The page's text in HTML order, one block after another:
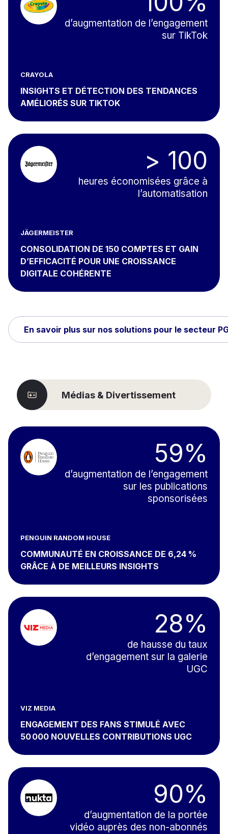
d’augmentation de l’engagement
sur TikTok
CRAYOLA
INSIGHTS ET DÉTECTION DES TENDANCES
AMÉLIORÉS SUR TIKTOK
> 100
heures économisées grâce à
l’automatisation
JÄGERMEISTER
CONSOLIDATION DE 150 COMPTES ET GAIN
D’EFFICACITÉ POUR UNE CROISSANCE
DIGITALE COHÉRENTE
En savoir plus sur nos solutions pour le secteur
Médias & Divertissement
59%
d’augmentation de l’engagement
sur les publications
sponsorisées
PENGUIN RANDOM HOUSE
COMMUNAUTÉ EN CROISSANCE DE 6,24 %
GRÂCE À DE MEILLEURS INSIGHTS
28%
de hausse du taux
d’engagement sur la galerie
UGC
VIZ MEDIA
ENGAGEMENT DES FANS STIMULÉ AVEC
50 000 NOUVELLES CONTRIBUTIONS UGC
90%
d’augmentation de la portée
vidéo auprès des non-abonnés